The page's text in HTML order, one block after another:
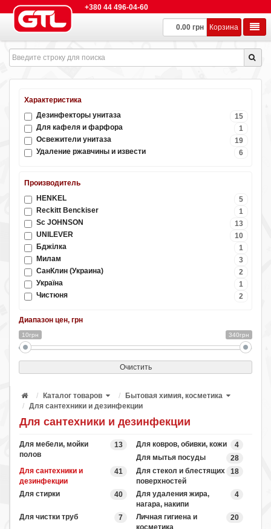
+380 44 496-04-60
0.00 грн Корзина
Характеристика
15
Дезинфекторы унитаза
1
Для кафеля и фарфора
19
Освежители унитаза
6
Удаление ржавчины и извести
Производитель
5
HENKEL
1
Reckitt Benckiser
13
Sc JOHNSON
10
UNILEVER
1
Бджілка
3
Милам
2
СанКлин (Украина)
1
Україна
2
Чистюня
Диапазон цен, грн
10грн 340грн
Очистить
Каталог товаров
Бытовая химия, косметика
Для сантехники и дезинфекции
Для сантехники и дезинфекции
13
Для мебели, мойки
полов
4
Для ковров, обивки, кожи
28
Для мытья посуды
41
Для сантехники и
дезинфекции
18
Для стекол и блестящих
поверхностей
40
Для стирки 4
Для удаления жира,
нагара, накипи
7
Для чистки труб 20
Личная гигиена и
косметика